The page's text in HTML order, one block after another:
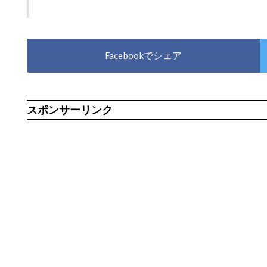
Facebookでシェア
スポンサーリンク